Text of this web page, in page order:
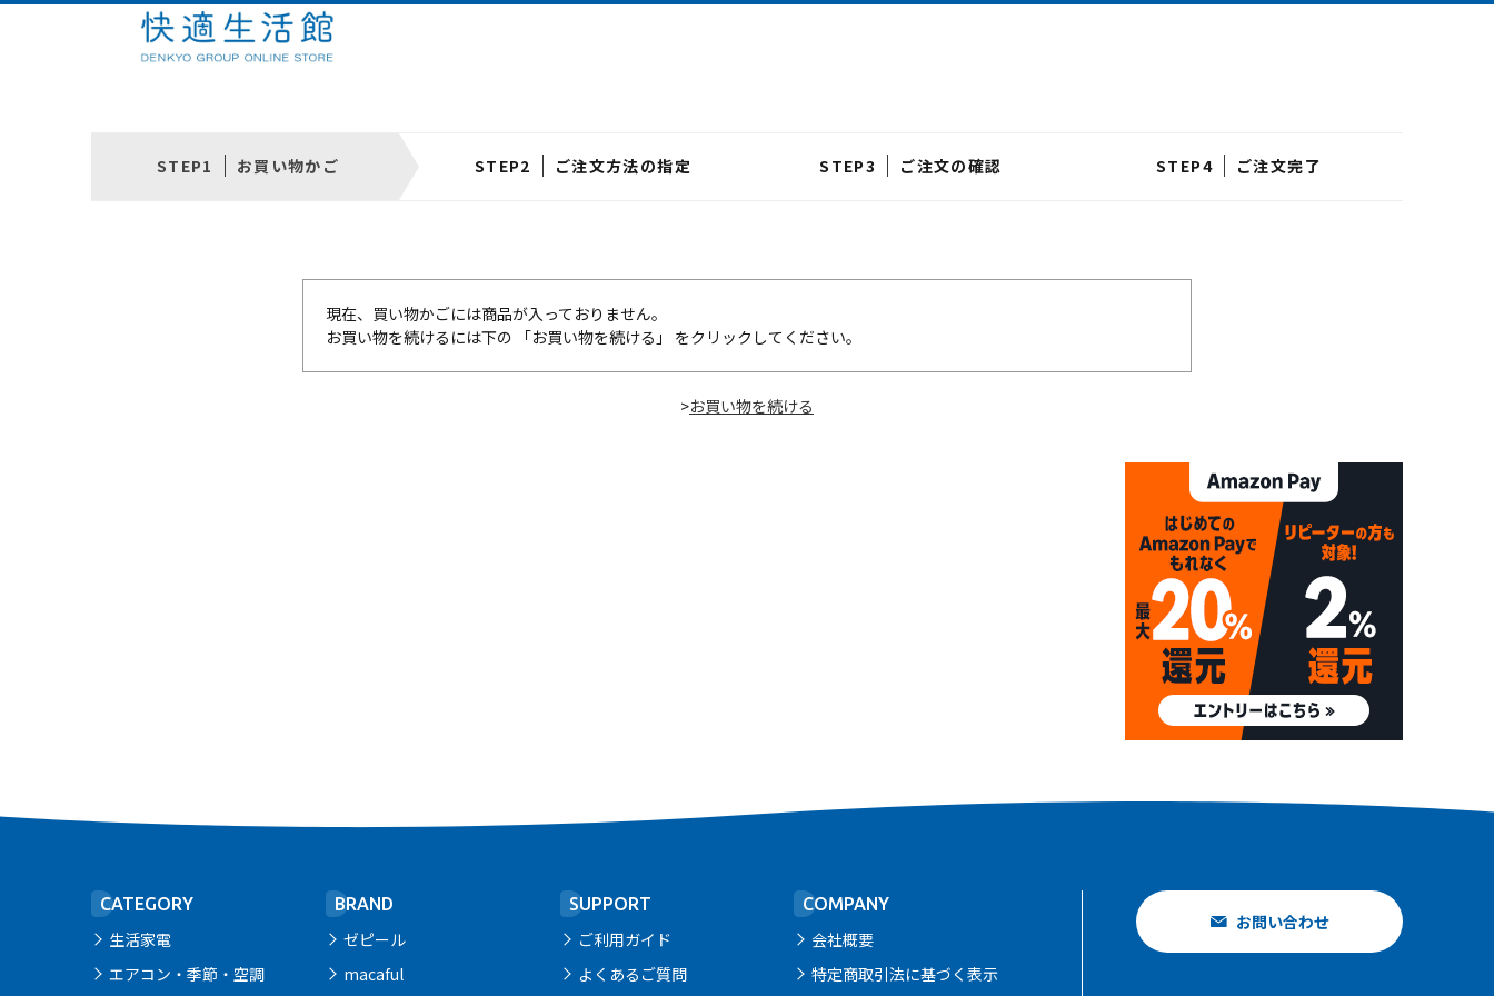
お買い物かご ご注文方法の指定 ご注文の確認 ご注文完了
現在、買い物かごには商品が入っておりません。
お買い物を続けるには下の 「お買い物を続ける」 をクリックしてください。
>
CATEGORY
生活家電
エアコン・季節・空調
BRAND
ゼピール
macaful
SUPPORT
ご利用ガイド
よくあるご質問
COMPANY
会社概要
特定商取引法に基づく表示
お問い合わせ